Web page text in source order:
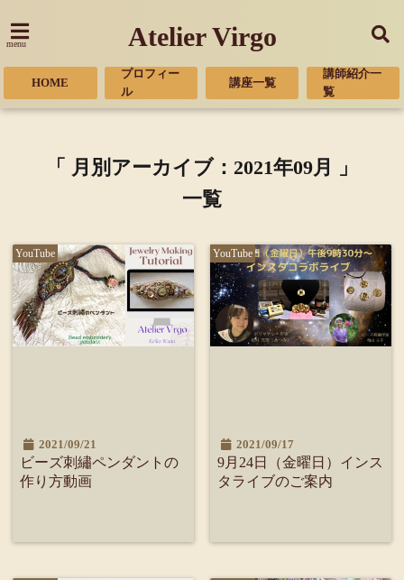
menu Atelier Virgo
HOME
プロフィー
ル
講座一覧
講師紹介一
覧
「 月別アーカイブ：2021年09月 」
一覧
YouTube
2021/09/21
ビーズ刺繡ペンダントの
作り方動画
YouTube
2021/09/17
9月24日（金曜日）インス
タライブのご案内